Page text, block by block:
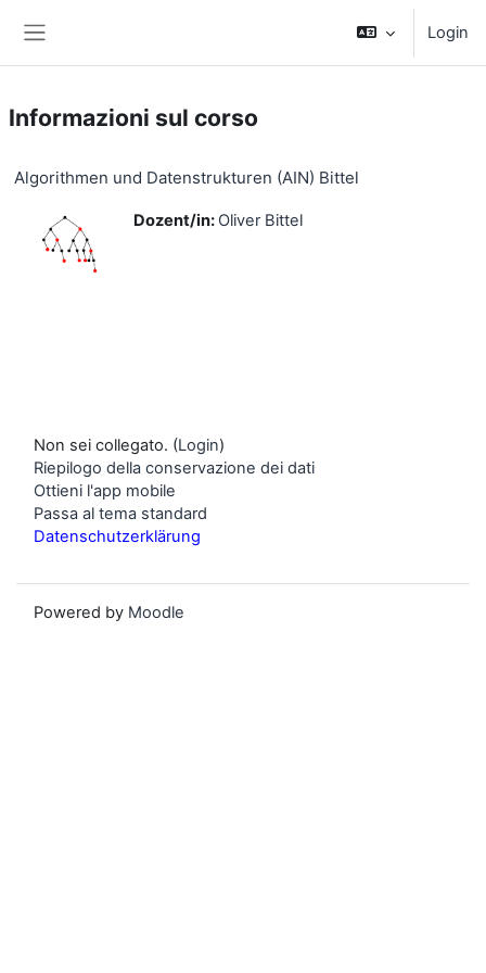
Login
Informazioni sul corso
Algorithmen und Datenstrukturen (AIN) Bittel
Dozent/in: Oliver Bittel
Non sei collegato. (Login)
Riepilogo della conservazione dei dati
Ottieni l'app mobile
Passa al tema standard
Datenschutzerklärung
Powered by Moodle